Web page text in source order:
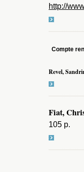
http://
Compte
Revel,
Fiat,
105 p.